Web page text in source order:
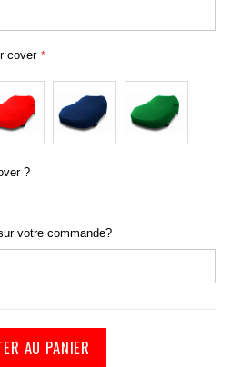
cover
?
votre commande?
AU PANIER